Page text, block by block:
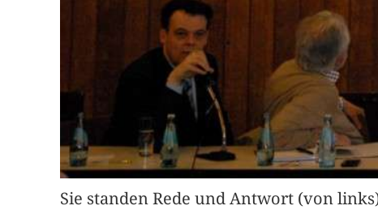
Sie standen Rede und Antwort (von